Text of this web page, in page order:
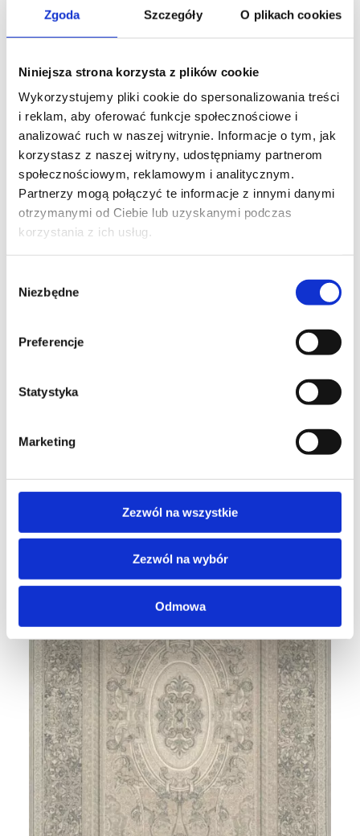
Zgoda Szczegóły O plikach cookies
Niniejsza strona korzysta z plików cookie
Wykorzystujemy pliki cookie do spersonalizowania treści
i reklam, aby oferować funkcje społecznościowe i
analizować ruch w naszej witrynie. Informacje o tym, jak
korzystasz z naszej witryny, udostępniamy partnerom
społecznościowym, reklamowym i analitycznym.
Partnerzy mogą połączyć te informacje z innymi danymi
otrzymanymi od Ciebie lub uzyskanymi podczas
korzystania z ich usług.
zgody
Niezbędne
Preferencje
Statystyka
Marketing
Zezwól na wszystkie
Zezwól na wybór
Odmowa
100% wełna nowozelandzka